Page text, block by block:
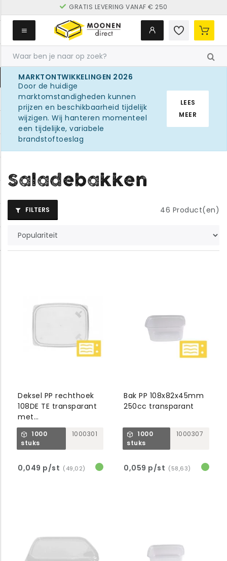
GRATIS LEVERING VANAF € 250
MARKTONTWIKKELINGEN 2026
Door de huidige
marktomstandigheden kunnen
prijzen en beschikbaarheid tijdelijk
wijzigen. Wij hanteren momenteel
een tijdelijke, variabele
brandstoftoeslag
LEES
MEER
Saladebakken
FILTERS 46 Product(en)
Deksel PP rechthoek
108DE TE transparant
met
veiligheidssluitstrip
1000
stuks
1000301
0,049 p/st (49,02)
Bak PP 108x82x45mm
250cc transparant
1000
stuks
1000307
0,059 p/st (58,63)